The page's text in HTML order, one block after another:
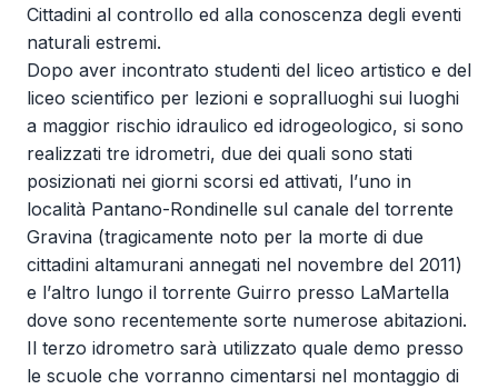
Cittadini al controllo ed alla conoscenza degli eventi
naturali estremi.
Dopo aver incontrato studenti del liceo artistico e del
liceo scientifico per lezioni e sopralluoghi sui luoghi
a maggior rischio idraulico ed idrogeologico, si sono
realizzati tre idrometri, due dei quali sono stati
posizionati nei giorni scorsi ed attivati, l’uno in
località Pantano-Rondinelle sul canale del torrente
Gravina (tragicamente noto per la morte di due
cittadini altamurani annegati nel novembre del 2011)
e l’altro lungo il torrente Guirro presso LaMartella
dove sono recentemente sorte numerose abitazioni.
Il terzo idrometro sarà utilizzato quale demo presso
le scuole che vorranno cimentarsi nel montaggio di